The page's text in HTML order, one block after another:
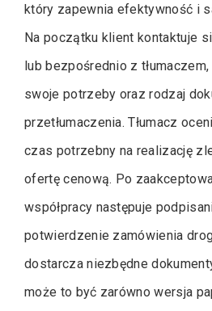
który zapewnia efektywność i
Na początku klient kontaktuje
lub bezpośrednio z
swoje potrzeby oraz rodzaj
przetłumaczenia. Tłumacz
czas potrzebny na realizację
ofertę cenową. Po
współpracy następuje
potwierdzenie zamówienia
dostarcza niezbędne
może to być zarówno wersja